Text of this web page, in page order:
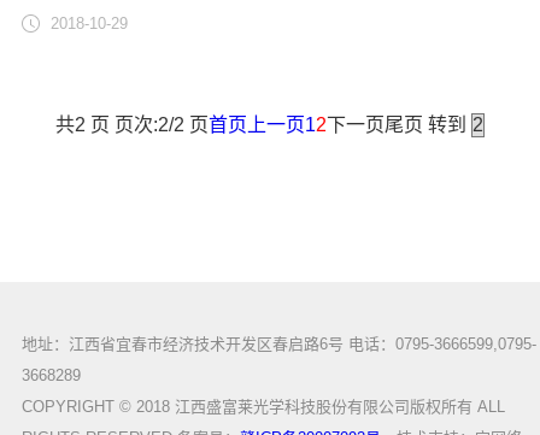
2018-10-29
共2 页 页次:2/2 页首页 上一页12下一页尾页 转到
地址：江西省宜春市经济技术开发区春启路6号 电话：0795-3666599,0795-
3668289
COPYRIGHT © 2018 江西盛富莱光学科技股份有限公司版权所有 ALL